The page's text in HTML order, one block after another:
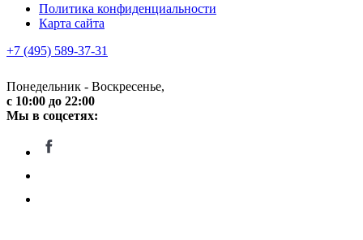
Политика конфиденциальности
Карта сайта
+7 (495) 589-37-31
Понедельник - Воскресенье,
c 10:00 до 22:00
Мы в соцсетях: